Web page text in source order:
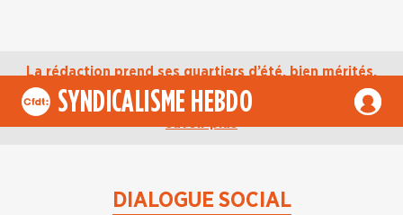
La rédaction prend ses quartiers d’été, bien mérités,
jusqu’au mardi 1er septembre. D’ici là, retrouvez
l’actualité de la CFDT sur notre compte Bluesky. En
SYNDICALISME HEBDO
DIALOGUE SOCIAL